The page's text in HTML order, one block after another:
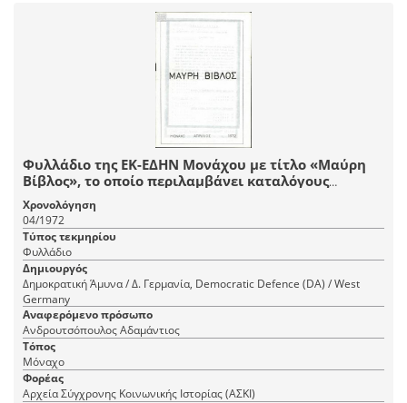
Φυλλάδιο της ΕΚ-ΕΔΗΝ Μονάχου με τίτλο «Μαύρη
Βίβλος», το οποίο περιλαμβάνει καταλόγους
συνεργατών και βασανιστηρίων της Χούντας
Χρονολόγηση
04/1972
Τύπος τεκμηρίου
Φυλλάδιο
Δημιουργός
Δημοκρατική Άμυνα / Δ. Γερμανία, Democratic Defence (DA) / West
Germany
Αναφερόμενο πρόσωπο
Ανδρουτσόπουλος Αδαμάντιος
Τόπος
Μόναχο
Φορέας
Αρχεία Σύγχρονης Κοινωνικής Ιστορίας (ΑΣΚΙ)